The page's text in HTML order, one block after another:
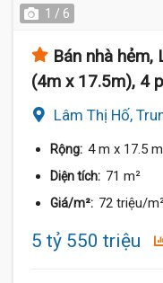
1 / 6
Bán nhà hẻm,
(4m x 17.5m), 4
Lâm Thị Hố,
Rộng: 4 m x 17.5 m
Diện tích: 71 m²
Giá/m²: 72 triệu/
5 tỷ 550 triệu